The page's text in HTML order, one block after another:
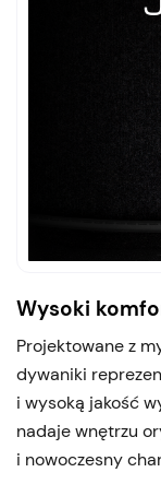
Wysoki
Projektowane z
dywaniki
i wysoką jakość
nadaje wnętrzu
i nowoczesny